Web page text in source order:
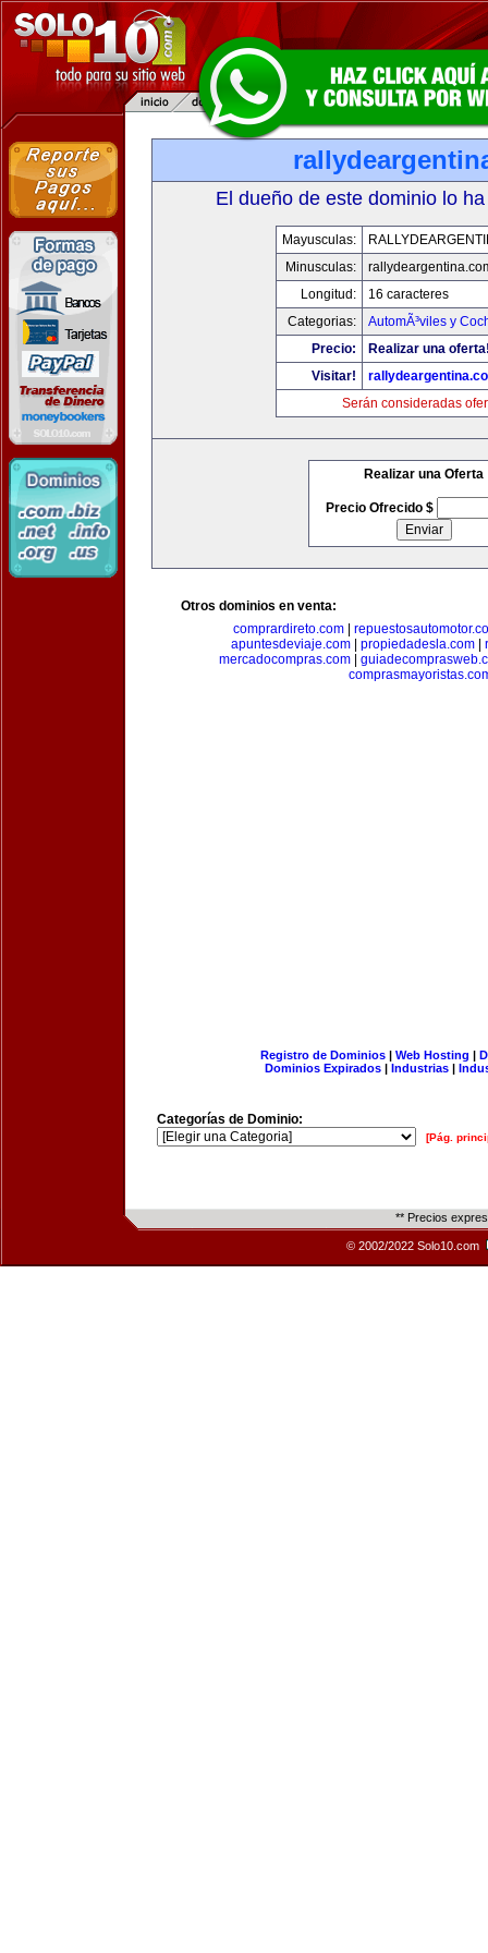
El dueño de este dominio lo
Mayusculas:
Minusculas:
Longitud:
16 caracteres
Categorias:
AutomÃ³viles y
Precio:
Realizar una
Visitar!
Serán consideradas
Realizar una Oferta
Precio Ofrecido $
Otros dominios en venta:
comprardireto.com
apuntesdeviaje.com
propiedadesla.com
mercadocompras.com|
Registro de Dominios| Web Hosting |
Dominios Expirados | Industrias |
Categorías de Dominio:
[Pág.
** Precios
© 2002/2022 Solo10.com